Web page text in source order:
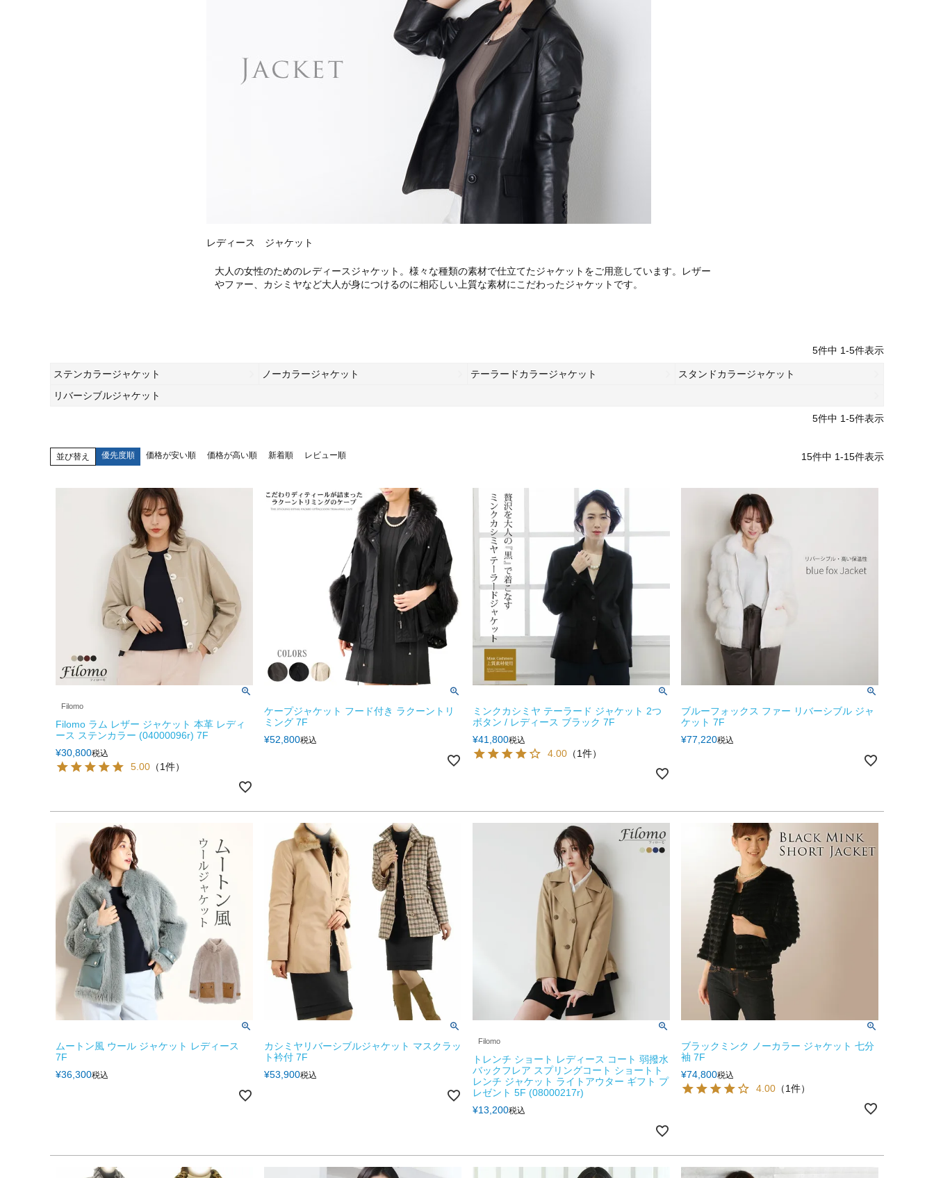
レディース ジャケット
大人の女性のためのレディースジャケット。様々な種類の素材で仕立てたジャケットをご用意しています。レザー
やファー、カシミヤなど大人が身につけるのに相応しい上質な素材にこだわったジャケットです。
5件中 1-5件表示
ステンカラージャケット ノーカラージャケット テーラードカラージャケット
スタンドカラージャケット
リバーシブルジャケット
5件中 1-5件表示
並び替え 優先度順 価格が安い順 価格が高い順 新着順 レビュー順 15件中 1-15件表示
Filomo
Filomo ラム レザー ジャケット 本革 レディ
ース ステンカラー (04000096r) 7F
¥30,800税込
5.00 （1件）
ケープジャケット フード付き ラクーントリ
ミング 7F
¥52,800税込
ミンクカシミヤ テーラード ジャケット 2つ
ボタン / レディース ブラック 7F
¥41,800税込
4.00 （1件）
ブルーフォックス ファー リバーシブル ジャ
ケット 7F
¥77,220税込
ムートン風 ウール ジャケット レディース
7F
¥36,300税込
カシミヤリバーシブルジャケット マスクラッ
ト衿付 7F
¥53,900税込
Filomo
トレンチ ショート レディース コート 弱撥水
バックフレア スプリングコート ショートト
レンチ ジャケット ライトアウター ギフト プ
レゼント 5F (08000217r)
¥13,200税込
ブラックミンク ノーカラー ジャケット 七分
袖 7F
¥74,800税込
4.00 （1件）